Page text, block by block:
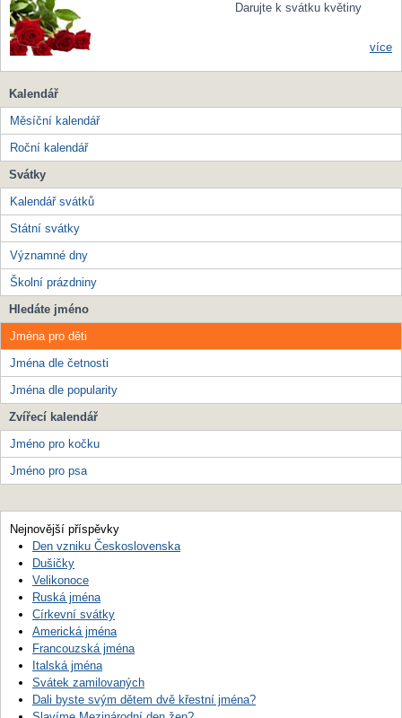
Darujte k svátku květiny
více
Kalendář
Měsíční kalendář
Roční kalendář
Svátky
Kalendář svátků
Státní svátky
Významné dny
Školní prázdniny
Hledáte jméno
Jména pro děti
Jména dle četnosti
Jména dle popularity
Zvířecí kalendář
Jméno pro kočku
Jméno pro psa
Nejnovější příspěvky
Den vzniku Československa
Dušičky
Velikonoce
Ruská jména
Církevní svátky
Americká jména
Francouzská jména
Italská jména
Svátek zamilovaných
Dali byste svým dětem dvě křestní jména?